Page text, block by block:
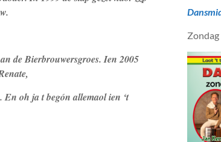
de Bierbrouwersgroes. Ien 2005
En oh ja t begón allemaol ien ‘t